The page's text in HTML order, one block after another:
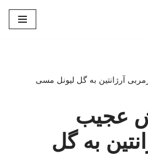
آرژانتین به گل لیونل مسی
عجیب
به گل